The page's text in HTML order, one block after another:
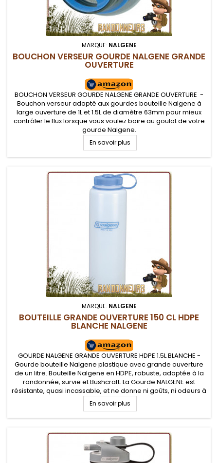
MARQUE: NALGENE
BOUCHON VERSEUR GOURDE NALGENE GRANDE
OUVERTURE
BOUCHON VERSEUR GOURDE NALGENE GRANDE OUVERTURE -
Bouchon verseur adapté aux gourdes bouteille Nalgene à
large ouverture de 1L et 1.5L de diamètre 63mm pour mieux
contrôler le flux lorsque vous voulez boire au goulot de votre
gourde Nalgene.
En savoir plus
MARQUE: NALGENE
BOUTEILLE GRANDE OUVERTURE 150 CL HDPE
BLANCHE NALGENE
GOURDE NALGENE GRANDE OUVERTURE HDPE 1.5L BLANCHE -
Gourde bouteille Nalgene plastique avec grande ouverture
de un litre. Bouteille Nalgene en HDPE, robuste, adaptée à la
randonnée, survie et Bushcraft. La Gourde NALGENE est
résistante, quasi incassable, et ne donne ni goûts, ni odeurs à
vos boissons et garantie sans BPA. Base droite pour l'intégrer
dans...
En savoir plus